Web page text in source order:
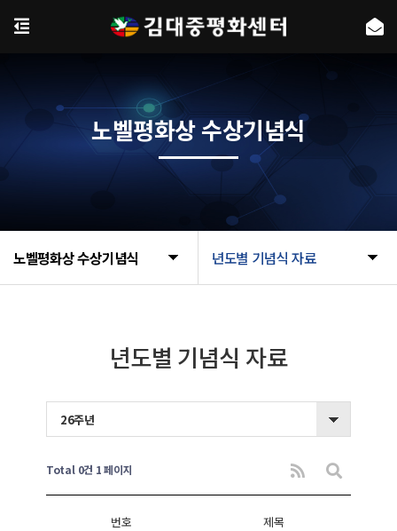
노벨평화상 수상기념식 년도별 기념식 자료
노벨평화상 수상기념식
년도별 기념식 자료
26주년
Total 0건 1 페이지
번호 제목